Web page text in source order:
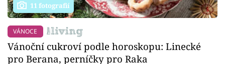
11 fotografií
VÁNOCE
Vánoční cukroví podle horoskopu: Linecké
pro Berana, perníčky pro Raka